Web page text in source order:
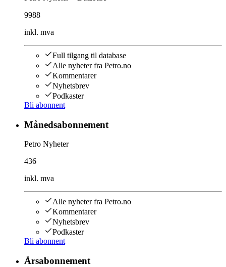
9988
inkl. mva
Full tilgang til database
Alle nyheter fra Petro.no
Kommentarer
Nyhetsbrev
Podkaster
Bli abonnent
Månedsabonnement
Petro Nyheter
436
inkl. mva
Alle nyheter fra Petro.no
Kommentarer
Nyhetsbrev
Podkaster
Bli abonnent
Årsabonnement